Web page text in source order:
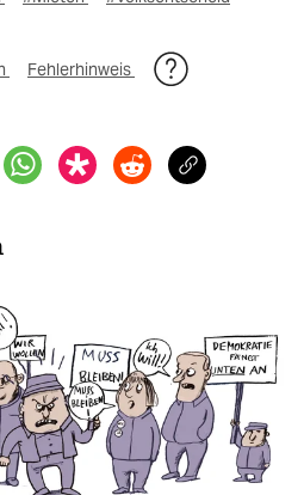
Fehlerhinweis